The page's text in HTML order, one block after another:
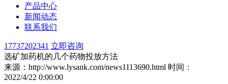
产品中心
新闻动态
联系我们
17737202341 立即咨询
选矿加药机的几个药物投放方法
来源：http://www.lysank.com/news1113690.html 时间：
2022/4/22 0:00:00